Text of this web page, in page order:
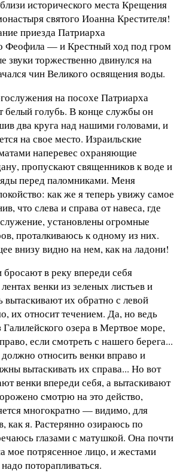
исторического места Крещения
святого Иоанна Крестителя!
приезда Патриарха
Феофила — и Крестный ход под гром
звуки торжественно двинулся на
чин Великого освящения воды.
на посохе Патриарха
белый голубь. В конце службы он
два круга над нашими головами, и
на свое место. Израильские
наперевес охраняющие
пропускают священников к воде и
перед паломниками. Меня
как же я теперь увижу самое
что слева и справа от навеса, где
установлены огромные
проталкиваюсь к одному из них.
внизу видно на нем, как на ладони!
в реку впереди себя
венки из зеленых листьев и
вытаскивают их обратно с левой
их относит течением. Да, но ведь
Галилейского озера в Мертвое море,
если смотреть с нашего берега...
относить венки вправо и
вытаскивать их справа... Но вот
венки впереди себя, а вытаскивают
смотрю на это действо,
многократно — видимо, для
как я. Растерянно озираюсь по
глазами с матушкой. Она почти
мое потрясенное лицо, и жестами
поторапливаться.